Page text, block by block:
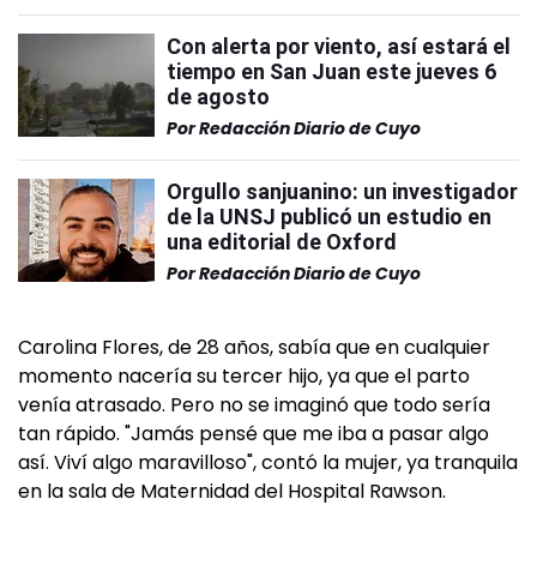
Con alerta por viento, así estará el
tiempo en San Juan este jueves 6
de agosto
PorRedacción Diario de Cuyo
Orgullo sanjuanino: un investigador
de la UNSJ publicó un estudio en
una editorial de Oxford
PorRedacción Diario de Cuyo
Carolina Flores, de 28 años, sabía que en cualquier
momento nacería su tercer hijo, ya que el parto
venía atrasado. Pero no se imaginó que todo sería
tan rápido. "Jamás pensé que me iba a pasar algo
así. Viví algo maravilloso", contó la mujer, ya tranquila
en la sala de Maternidad del Hospital Rawson.